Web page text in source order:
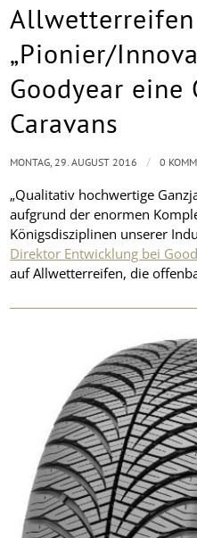
„Pionier/
Goodyear
Caravans
„Qualitativ hochwertige
aufgrund der enormen
Königsdisziplinen unserer
Direktor Entwicklung bei
auf Allwetterreifen, die
MONTAG, 29. AUGUST 2016 / 0